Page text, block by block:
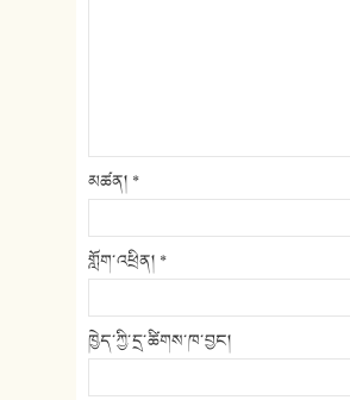
མཚན། *
གློག་འཕྲིན། *
ཁྱེད་ཀྱི་དྲ་ཚིགས་ཁ་བྱང།